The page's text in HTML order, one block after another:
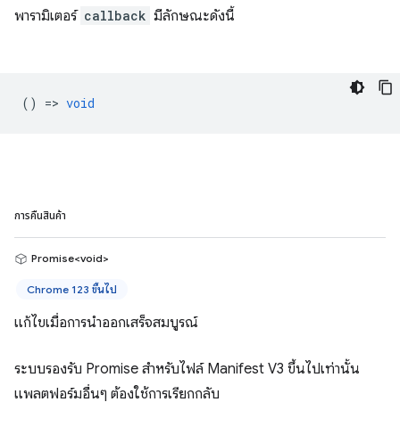
พารามิเตอร์ callback มีลักษณะดังนี้
() => void
การคืนสินค้า
Promise<void>
Chrome 123 ขึ้นไป
แก้ไขเมื่อการนำออกเสร็จสมบูรณ์
ระบบรองรับ Promise สำหรับไฟล์ Manifest V3 ขึ้นไปเท่านั้น
แพลตฟอร์มอื่นๆ ต้องใช้การเรียกกลับ